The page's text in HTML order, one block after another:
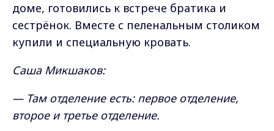
доме, готовились к встрече братика и
сестрёнок. Вместе с пеленальным столиком
купили и специальную кровать.
Саша Микшаков:
— Там отделение есть: первое отделение,
второе и третье отделение.